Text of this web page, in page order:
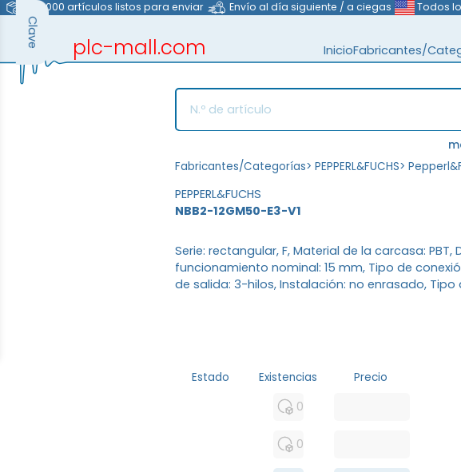
>40.000 artículos listos para enviar Envío al día siguiente / a ciegas Todos
plc-mall.com InicioFabricantes/
Fabricantes/Categorías> PEPPERL&FUCHS>
PEPPERL&FUCHS
NBB2-12GM50-E3-V1
Estado Existencias Precio
0
0
Serie: rectangular, F, Material de la carcasa: PBT,
funcionamiento nominal: 15 mm, Tipo de
de salida: 3-hilos, Instalación: no enrasado, Tipo
Clave